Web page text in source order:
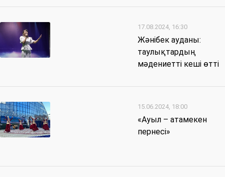
17.08.2024, 16:30
Жәнібек ауданы:
таулықтардың
мәдениетті кеші өтті
15.06.2024, 18:00
«Ауыл – атамекен
пернесі»